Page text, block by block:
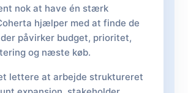
nok at have én stærk
hjælper med at finde de
påvirker budget, prioritet,
og næste køb.
lettere at arbejde struktureret